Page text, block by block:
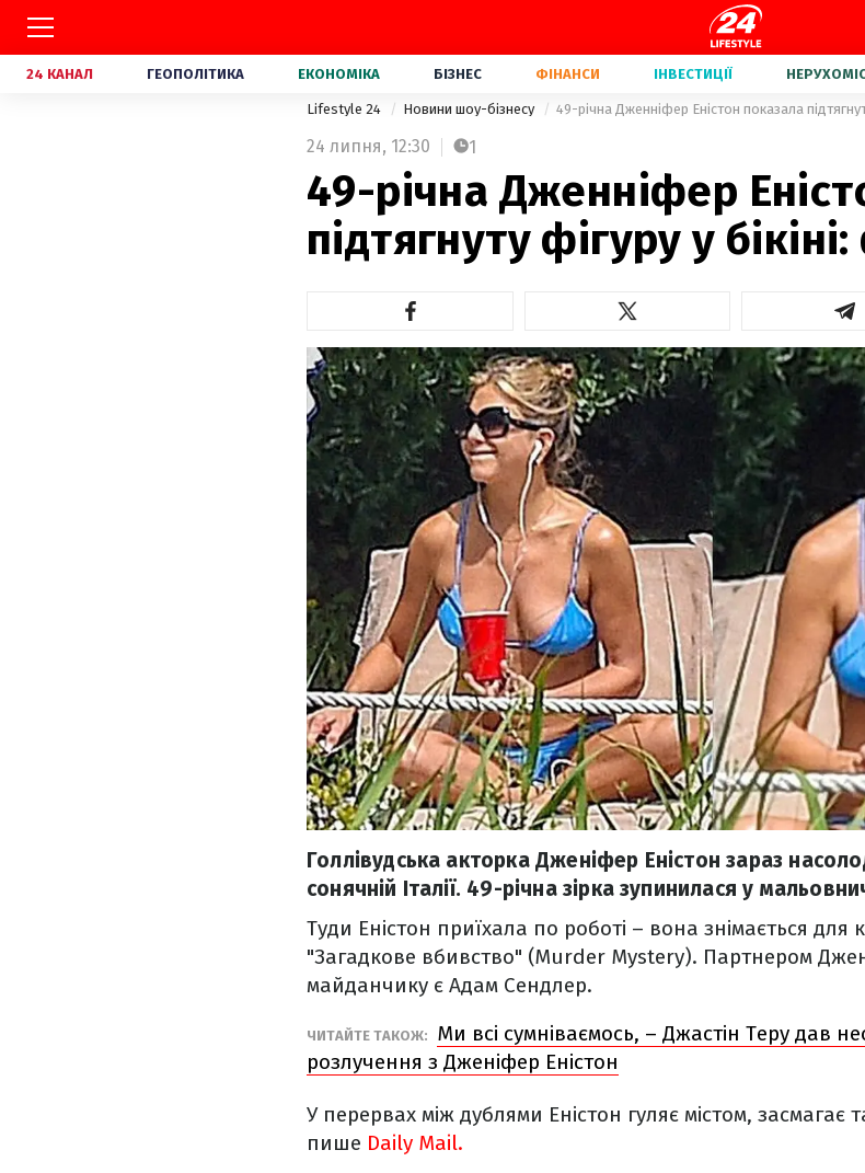
24 КАНАЛ ГЕОПОЛІТИКА ЕКОНОМІКА БІЗНЕС ФІНАНСИ ІНВЕСТИЦІЇ
Lifestyle 24 Новини шоу-бізнесу 49-річна Дженніфер Еністон показала
24 липня, 12:30 1
49-річна Дженніфер
підтягнуту фігуру у
Голлівудська акторка Дженіфер Еністон зараз
сонячній Італії. 49-річна зірка зупинилася у
Туди Еністон приїхала по роботі – вона знімається для
"Загадкове вбивство" (Murder Mystery). Партнером
майданчику є Адам Сендлер.
ЧИТАЙТЕ ТАКОЖ:
Ми всі сумніваємось, – Джастін Теру дав
розлучення з Дженіфер Еністон
У перервах між дублями Еністон гуляє містом, засмагає
пише Daily Mail.